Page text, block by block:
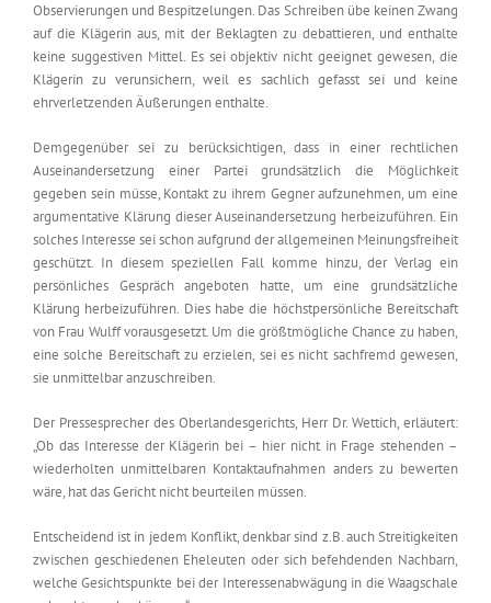
Observierungen und Bespitzelungen. Das Schreiben übe keinen Zwang
auf die Klägerin aus, mit der Beklagten zu debattieren, und enthalte
keine suggestiven Mittel. Es sei objektiv nicht geeignet gewesen, die
Klägerin zu verunsichern, weil es sachlich gefasst sei und keine
ehrverletzenden Äußerungen enthalte.
Demgegenüber sei zu berücksichtigen, dass in einer rechtlichen
Auseinandersetzung einer Partei grundsätzlich die Möglichkeit
gegeben sein müsse, Kontakt zu ihrem Gegner aufzunehmen, um eine
argumentative Klärung dieser Auseinandersetzung herbeizuführen. Ein
solches Interesse sei schon aufgrund der allgemeinen Meinungsfreiheit
geschützt. In diesem speziellen Fall komme hinzu, der Verlag ein
persönliches Gespräch angeboten hatte, um eine grundsätzliche
Klärung herbeizuführen. Dies habe die höchstpersönliche Bereitschaft
von Frau Wulff vorausgesetzt. Um die größtmögliche Chance zu haben,
eine solche Bereitschaft zu erzielen, sei es nicht sachfremd gewesen,
sie unmittelbar anzuschreiben.
Der Pressesprecher des Oberlandesgerichts, Herr Dr. Wettich, erläutert:
„Ob das Interesse der Klägerin bei – hier nicht in Frage stehenden –
wiederholten unmittelbaren Kontaktaufnahmen anders zu bewerten
wäre, hat das Gericht nicht beurteilen müssen.
Entscheidend ist in jedem Konflikt, denkbar sind z.B. auch Streitigkeiten
zwischen geschiedenen Eheleuten oder sich befehdenden Nachbarn,
welche Gesichtspunkte bei der Interessenabwägung in die Waagschale